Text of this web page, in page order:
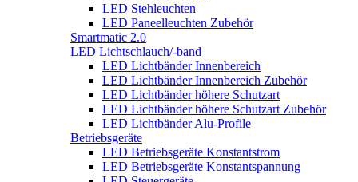
LED Stehleuchten
LED Paneelleuchten Zubehör
Smartmatic 2.0
LED Lichtschlauch/-band
LED Lichtbänder Innenbereich
LED Lichtbänder Innenbereich Zubehör
LED Lichtbänder höhere Schutzart
LED Lichtbänder höhere Schutzart Zubehör
LED Lichtbänder Alu-Profile
Betriebsgeräte
LED Betriebsgeräte Konstantstrom
LED Betriebsgeräte Konstantspannung